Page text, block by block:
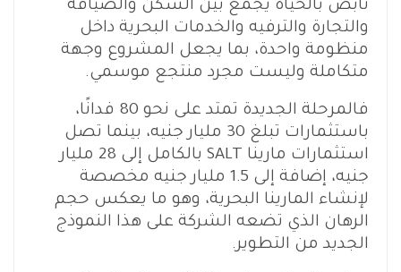
نابض بالحياة يجمع بين السكن والضيافة
والتجارة والترفيه والخدمات البحرية داخل
منظومة واحدة، بما يجعل المشروع وجهة
متكاملة وليست مجرد منتجع موسمي.
فالمرحلة الجديدة تمتد على نحو 80 فدانًا،
باستثمارات تبلغ 30 مليار جنيه، بينما تصل
استثمارات مارينا SALT بالكامل إلى 28 مليار
جنيه، إضافة إلى 1.5 مليار جنيه مخصصة
لإنشاء المارينا البحرية، وهو ما يعكس حجم
الرهان الذي تضعه الشركة على هذا النموذج
الجديد من التطوير.